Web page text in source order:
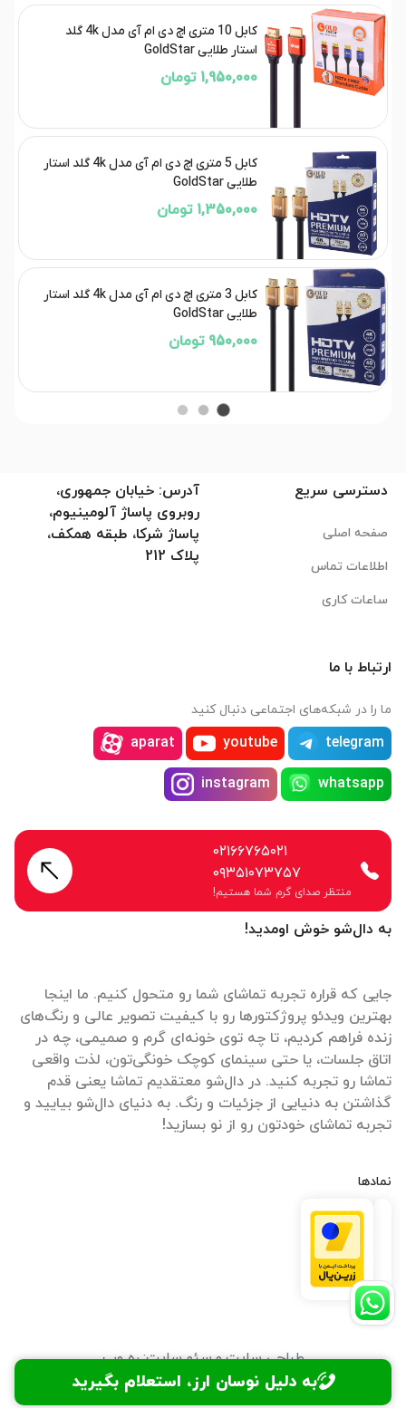
کابل 10 متری اچ دی ام آی مدل 4k گلد
استار طلایی GoldStar
1,950,000 تومان
کابل 5 متری اچ دی ام آی مدل 4k گلد استار
طلایی GoldStar
1,350,000 تومان
کابل 3 متری اچ دی ام آی مدل 4k گلد استار
طلایی GoldStar
950,000 تومان
به دال‌شو خوش اومدید!
جایی که قراره تجربه تماشای شما رو متحول کنیم. ما اینجا
بهترین ویدئو پروژکتورها رو با کیفیت تصویر عالی و رنگ‌های
زنده فراهم کردیم، تا چه توی خونه‌ای گرم و صمیمی، چه در
اتاق جلسات، یا حتی سینمای کوچک خونگی‌تون، لذت واقعی
تماشا رو تجربه کنید. در دال‌شو معتقدیم تماشا یعنی قدم
گذاشتن به دنیایی از جزئیات و رنگ. به دنیای دال‌شو بیایید و
تجربه تماشای خودتون رو از نو بسازید!
نمادها
دسترسی سریع
صفحه اصلی
اطلاعات تماس
ساعات کاری
آدرس: خیابان جمهوری،
روبروی پاساژ آلومینیوم،
پاساژ شرکا، طبقه همکف،
پلاک 212
ارتباط با ما
ما را در شبکه‌های اجتماعی دنبال کنید
telegram
youtube
aparat
whatsapp
instagram
۰۲۱۶۶۷۶۵۰۲۱
۰۹۳۵۱۰۷۳۷۵۷
منتظر صدای گرم شما هستیم!
طراحی سایتوسئو سایت:ره وب
به دلیل نوسان ارز، استعلام بگیرید